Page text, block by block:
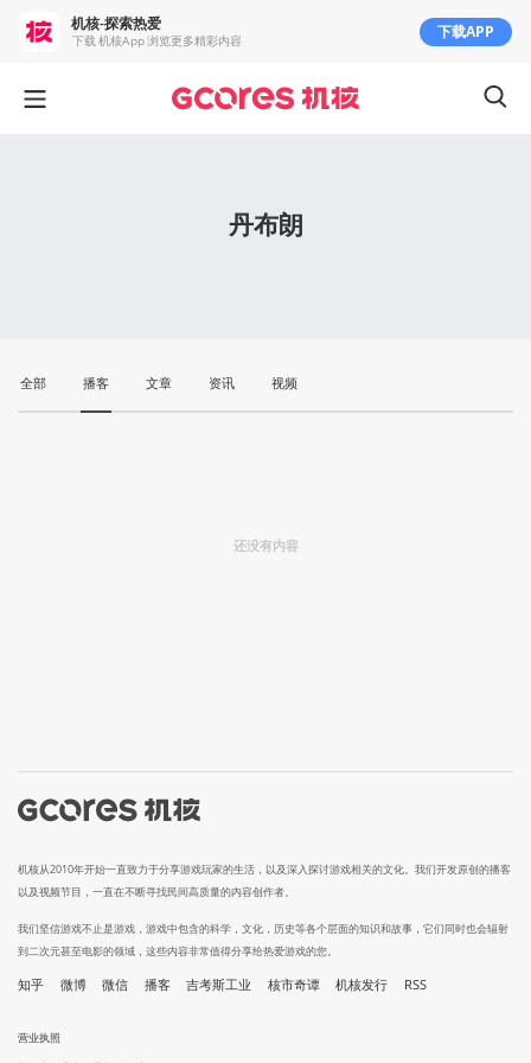
丹布朗
全部 播客 文章 资讯 视频
还没有内容
机核从2010年开始一直致力于分享游戏玩家的生活，以及深入探讨游戏相关的文化。我们开发原创的播客
以及视频节目，一直在不断寻找民间高质量的内容创作者。
我们坚信游戏不止是游戏，游戏中包含的科学，文化，历史等各个层面的知识和故事，它们同时也会辐射
到二次元甚至电影的领域，这些内容非常值得分享给热爱游戏的您。
知乎 微博 微信 播客 吉考斯工业 核市奇谭 机核发行 RSS
营业执照
机核-探索热爱
下载 机核App 浏览更多精彩内容 下载APP